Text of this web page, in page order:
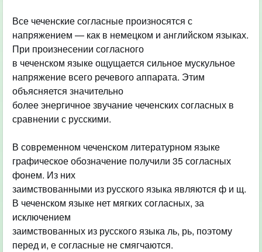
Все чеченские согласные произносятся с
напряжением — как в немецком и английском языках.
При произнесении согласного
в чеченском языке ощущается сильное мускульное
напряжение всего речевого аппарата. Этим
объясняется значительно
более энергичное звучание чеченских согласных в
сравнении с русскими.
В современном чеченском литературном языке
графическое обозначение получили 35 согласных
фонем. Из них
заимствованными из русского языка являются ф и щ.
В чеченском языке нет мягких согласных, за
исключением
заимствованных из русского языка ль, рь, поэтому
перед и, е согласные не смягчаются.